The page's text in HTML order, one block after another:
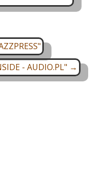
- AUDIO.PL" →